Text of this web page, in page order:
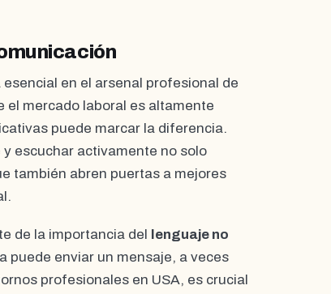
en el arsenal profesional de
el mercado laboral es altamente
puede marcar la diferencia.
escuchar activamente no solo
también abren puertas a mejores
de la importancia del
lenguaje no
puede enviar un mensaje, a veces
profesionales en USA, es crucial